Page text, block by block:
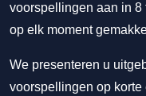
voorspellingen aan in 8
op elk moment
We presenteren u
voorspellingen op korte